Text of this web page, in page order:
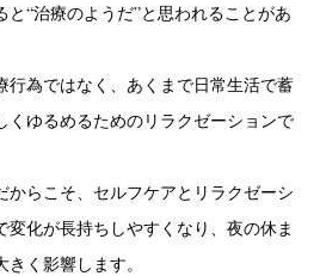
“治療のようだ”と思われることがあ
行為ではなく、あくまで日常生活で蓄
くゆるめるためのリラクゼーションで
からこそ、セルフケアとリラクゼーシ
変化が長持ちしやすくなり、夜の休ま
く影響します。